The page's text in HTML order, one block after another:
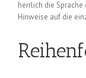
herrlich die
Hinweise auf die